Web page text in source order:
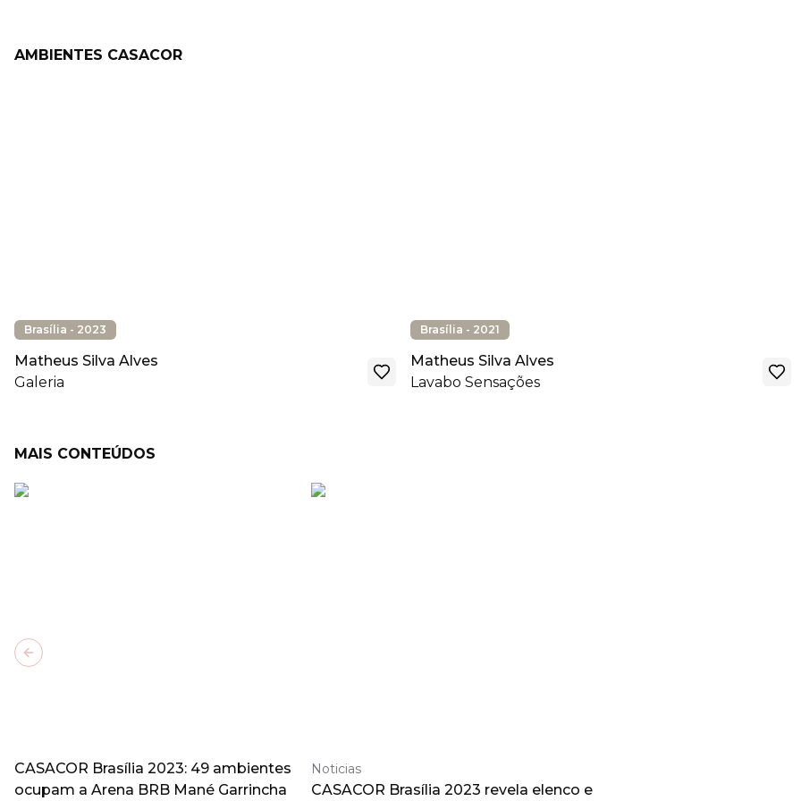
AMBIENTES CASACOR
Brasília - 2023
Matheus Silva Alves
Galeria
Brasília - 2021
Matheus Silva Alves
Lavabo Sensações
MAIS CONTEÚDOS
CASACOR Brasília 2023: 49 ambientes
ocupam a Arena BRB Mané Garrincha
Noticias
CASACOR Brasília 2023 revela elenco e
Previous slide